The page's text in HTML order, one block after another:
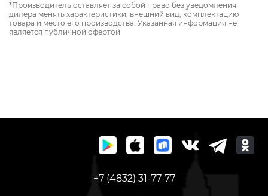
*Производитель оставляет за собой право без уведомления
дилера менять характеристики, внешний вид, комплектацию
товара и место его производства. Указанная информация не
является публичной офертой
+7 (4832) 31-77-77